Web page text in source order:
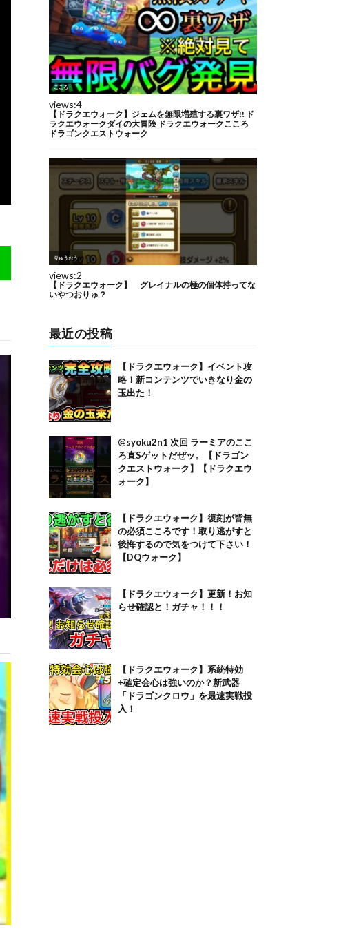
最近の投稿
【ドラクエウォーク】イベント攻
略！新コンテンツでいきなり金の
玉出た！
@syoku2n1 次回 ラーミアのここ
ろ直Sゲットだぜッ。【ドラゴン
クエストウォーク】【ドラクエウ
ォーク】
【ドラクエウォーク】復刻が皆無
の必須こころです！取り逃がすと
後悔するので気をつけて下さい！
【DQウォーク】
【ドラクエウォーク】更新！お知
らせ確認と！ガチャ！！！
【ドラクエウォーク】系統特効
+確定会心は強いのか？新武器
「ドラゴンクロウ」を最速実戦投
入！